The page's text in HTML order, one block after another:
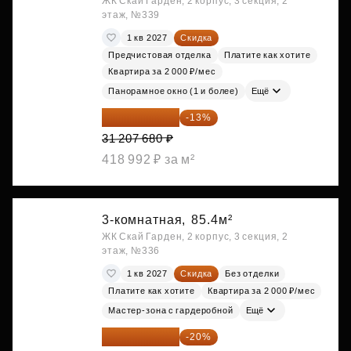
этаж, №339
1 кв 2027
Скидка
Предчистовая отделка
Платите как хотите
Квартира за 2 000 ₽/мес
Панорамное окно (1 и более) Ещё
27 150 682 ₽ -13%
31 207 680 ₽
418 992 ₽ за м²
3-комнатная, 85.4м²
ЖК Скай Гарден, 2 корпус, 3 секция, 2
этаж, №336
1 кв 2027 Скидка
Без отделки
Платите как хотите
Квартира за 2 000 ₽/мес
Мастер-зона с гардеробной Ещё
27 321 168 ₽ -20%